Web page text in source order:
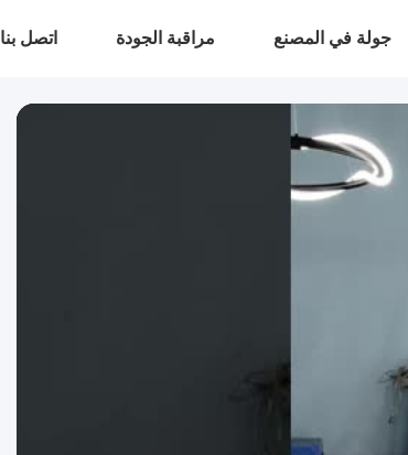
جولة في المصنع مراقبة الجودة اتصل بنا